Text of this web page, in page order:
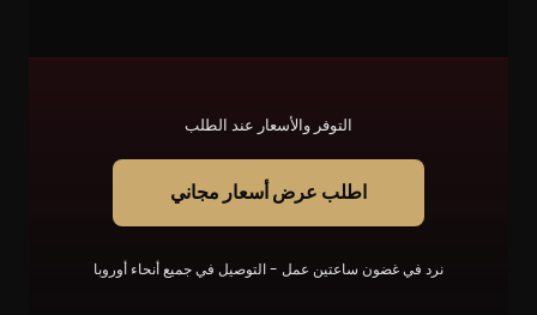
التوفر والأسعار عند الطلب
اطلب عرض أسعار مجاني
نرد في غضون ساعتين عمل - التوصيل في جميع أنحاء أوروبا